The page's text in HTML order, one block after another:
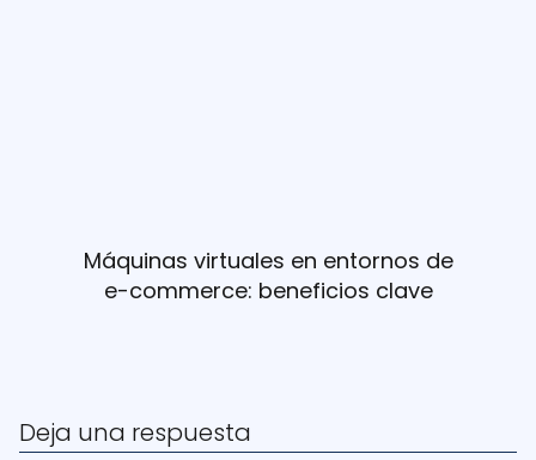
Máquinas virtuales en entornos de
e-commerce: beneficios clave
Deja una respuesta